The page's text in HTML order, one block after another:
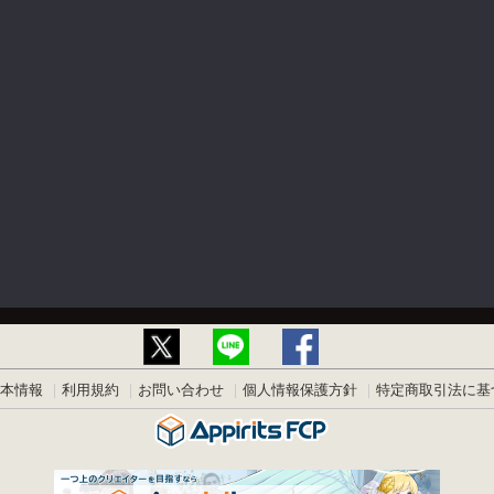
情報 利用規約 お問い合わせ 個人情報保護方針 特定商取引法に基